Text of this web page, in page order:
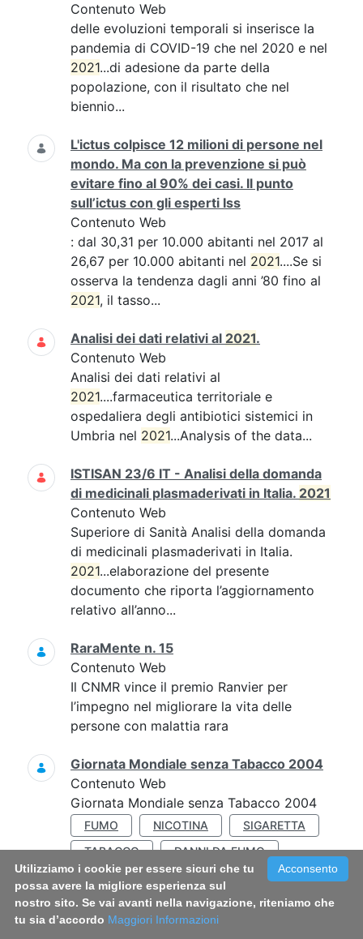
Contenuto Web
delle evoluzioni temporali si inserisce la
pandemia di COVID-19 che nel 2020 e nel
2021...di adesione da parte della
popolazione, con il risultato che nel
biennio...
L'ictus colpisce 12 milioni di persone nel
mondo. Ma con la prevenzione si può
evitare fino al 90% dei casi. Il punto
sull’ictus con gli esperti Iss
Contenuto Web
: dal 30,31 per 10.000 abitanti nel 2017 al
26,67 per 10.000 abitanti nel 2021....Se si
osserva la tendenza dagli anni ’80 fino al
2021, il tasso...
Analisi dei dati relativi al 2021.
Contenuto Web
Analisi dei dati relativi al
2021....farmaceutica territoriale e
ospedaliera degli antibiotici sistemici in
Umbria nel 2021...Analysis of the data...
ISTISAN 23/6 IT - Analisi della domanda
di medicinali plasmaderivati in Italia. 2021
Contenuto Web
Superiore di Sanità Analisi della domanda
di medicinali plasmaderivati in Italia.
2021...elaborazione del presente
documento che riporta l’aggiornamento
relativo all’anno...
RaraMente n. 15
Contenuto Web
Il CNMR vince il premio Ranvier per
l’impegno nel migliorare la vita delle
persone con malattia rara
Giornata Mondiale senza Tabacco 2004
Contenuto Web
Giornata Mondiale senza Tabacco 2004
FUMO NICOTINA
SIGARETTA
TABACCO
DANNI DA FUMO
MEDICINA e ARTE. I colori della vita
attraverso il concorso “Il Volo di Pegaso”
Acconsento
Utilizziamo i cookie per essere sicuri che tu
possa avere la migliore esperienza sul
nostro sito. Se vai avanti nella navigazione, riteniamo che
tu sia d’accordo Maggiori Informazioni